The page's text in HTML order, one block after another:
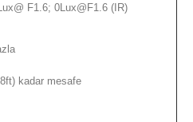
F1.6; 0Lux@F1.6 (IR)
kadar mesafe